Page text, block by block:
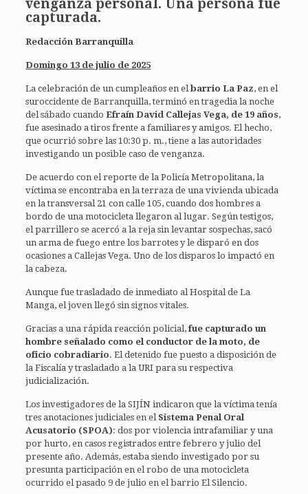
venganza personal. Una persona fue
capturada.
Redacción Barranquilla
Domingo 13 de julio de 2025
La celebración de un cumpleaños en elbarrio La Paz, en el
suroccidente de Barranquilla, terminó en tragedia la noche
del sábado cuandoEfraín David Callejas Vega, de 19 años,
fue asesinado a tiros frente a familiares y amigos. El hecho,
que ocurrió sobre las 10:30 p. m., tiene a las autoridades
investigando un posible caso de venganza.
De acuerdo con el reporte de la Policía Metropolitana, la
víctima se encontraba en la terraza de una vivienda ubicada
en la transversal 21 con calle 105, cuando dos hombres a
bordo de una motocicleta llegaron al lugar. Según testigos,
el parrillero se acercó a la reja sin levantar sospechas, sacó
un arma de fuego entre los barrotes y le disparó en dos
ocasiones a Callejas Vega. Uno de los disparos lo impactó en
la cabeza.
Aunque fue trasladado de inmediato al Hospital de La
Manga, el joven llegó sin signos vitales.
Gracias a una rápida reacción policial,fue capturado un
hombre señalado como el conductor de la moto, de
oficio cobradiario. El detenido fue puesto a disposición de
la Fiscalía y trasladado a la URI para su respectiva
judicialización.
Los investigadores de la SIJÍN indicaron que la víctima tenía
tres anotaciones judiciales en el Sistema Penal Oral
Acusatorio (SPOA): dos por violencia intrafamiliar y una
por hurto, en casos registrados entre febrero y julio del
presente año. Además, estaba siendo investigado por su
presunta participación en el robo de una motocicleta
ocurrido el pasado 9 de julio en el barrio El Silencio.